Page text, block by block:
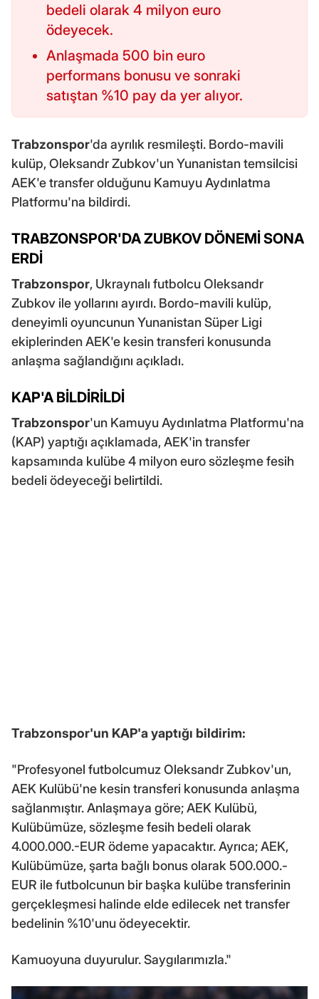
bedeli olarak 4 milyon euro
ödeyecek.
Anlaşmada 500 bin euro
performans bonusu ve sonraki
satıştan %10 pay da yer alıyor.
Trabzonspor'da ayrılık resmileşti. Bordo-mavili
kulüp, Oleksandr Zubkov'un Yunanistan temsilcisi
AEK'e transfer olduğunu Kamuyu Aydınlatma
Platformu'na bildirdi.
TRABZONSPOR'DA ZUBKOV DÖNEMİ SONA
ERDİ
Trabzonspor, Ukraynalı futbolcu Oleksandr
Zubkov ile yollarını ayırdı. Bordo-mavili kulüp,
deneyimli oyuncunun Yunanistan Süper Ligi
ekiplerinden AEK'e kesin transferi konusunda
anlaşma sağlandığını açıkladı.
KAP'A BİLDİRİLDİ
Trabzonspor'un Kamuyu Aydınlatma Platformu'na
(KAP) yaptığı açıklamada, AEK'in transfer
kapsamında kulübe 4 milyon euro sözleşme fesih
bedeli ödeyeceği belirtildi.
Trabzonspor'un KAP'a yaptığı bildirim:
"Profesyonel futbolcumuz Oleksandr Zubkov'un,
AEK Kulübü'ne kesin transferi konusunda anlaşma
sağlanmıştır. Anlaşmaya göre; AEK Kulübü,
Kulübümüze, sözleşme fesih bedeli olarak
4.000.000.-EUR ödeme yapacaktır. Ayrıca; AEK,
Kulübümüze, şarta bağlı bonus olarak 500.000.-
EUR ile futbolcunun bir başka kulübe transferinin
gerçekleşmesi halinde elde edilecek net transfer
bedelinin %10'unu ödeyecektir.
Kamuoyuna duyurulur. Saygılarımızla."